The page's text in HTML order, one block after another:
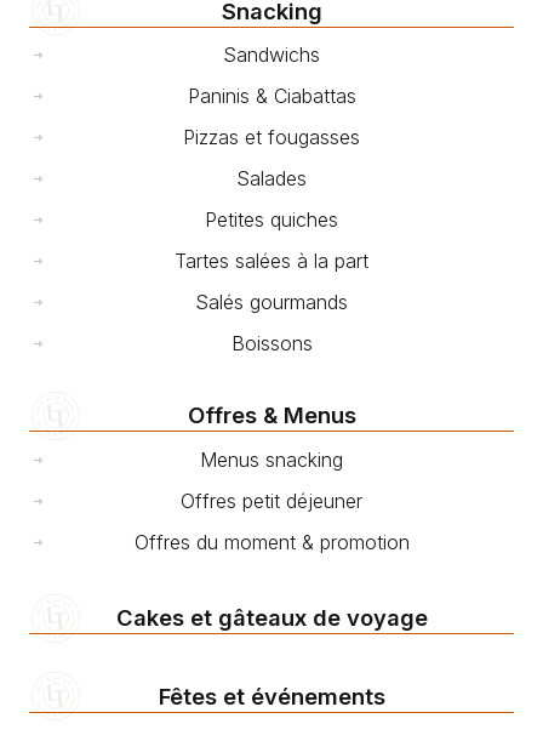
Snacking
Sandwichs
Paninis & Ciabattas
Pizzas et fougasses
Salades
Petites quiches
Tartes salées à la part
Salés gourmands
Boissons
Offres & Menus
Menus snacking
Offres petit déjeuner
Offres du moment & promotion
Cakes et gâteaux de voyage
Fêtes et événements